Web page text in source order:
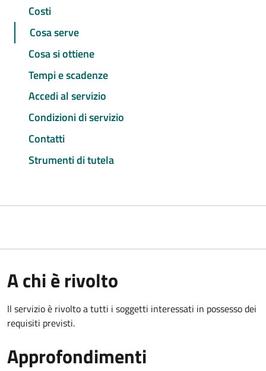
Costi
Cosa serve
Cosa si ottiene
Tempi e scadenze
Accedi al servizio
Condizioni di servizio
Contatti
Strumenti di tutela
A chi è rivolto
Il servizio è rivolto a tutti i soggetti interessati in possesso dei
requisiti previsti.
Approfondimenti